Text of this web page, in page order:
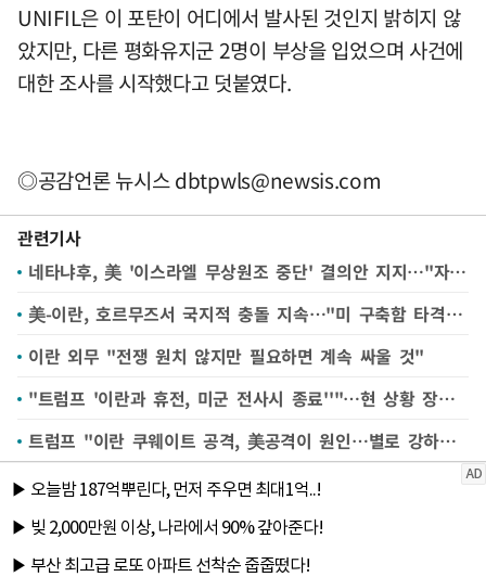
UNIFIL은 이 포탄이 어디에서 발사된 것인지 밝히지 않
았지만, 다른 평화유지군 2명이 부상을 입었으며 사건에
대한 조사를 시작했다고 덧붙였다.
◎공감언론 뉴시스dbtpwls@newsis.com
관련기사
네타냐후, 美 '이스라엘 무상원조 중단' 결의안 지지…"자립할것"
美-이란, 호르무즈서 국지적 충돌 지속…"미 구축함 타격" 진위공방
이란 외무 "전쟁 원치 않지만 필요하면 계속 싸울 것"
"트럼프 '이란과 휴전, 미군 전사시 종료''"…현 상황 장기화될듯(종합)
트럼프 "이란 쿠웨이트 공격, 美공격이 원인…별로 강하지 않아"